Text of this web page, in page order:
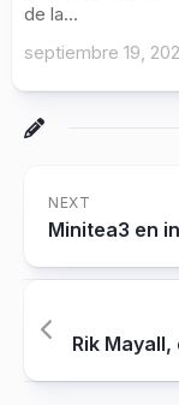
de la...
septiembre 19,
NEXT
Minitea3 en
Rik